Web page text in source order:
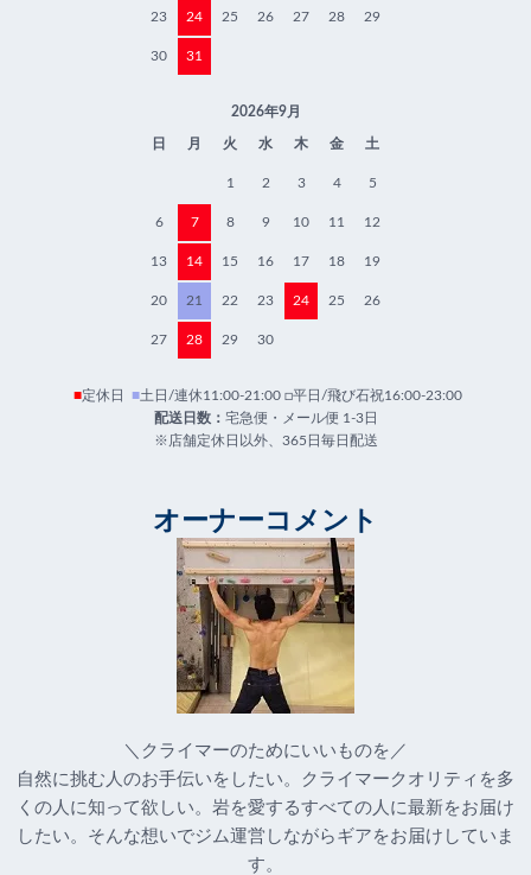
23 24 25 26 27 28 29
30 31
2026年9月
日 月 火 水 木 金 土
1 2 3 4 5
6 7 8 9 10 11 12
13 14 15 16 17 18 19
20 21 22 23 24 25 26
27 28 29 30
■定休日 ■土日/連休11:00-21:00 □平日/飛び石祝16:00-23:00
配送日数： 宅急便・メール便 1-3日
※店舗定休日以外、365日毎日配送
オーナーコメント
＼クライマーのためにいいものを／
自然に挑む人のお手伝いをしたい。クライマークオリティを多
くの人に知って欲しい。岩を愛するすべての人に最新をお届け
したい。そんな想いでジム運営しながらギアをお届けしていま
す。